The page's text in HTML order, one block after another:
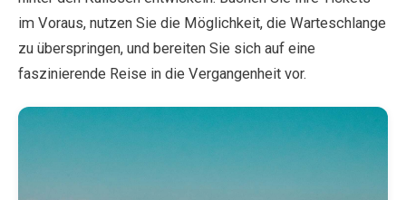
im Voraus, nutzen Sie die Möglichkeit, die Warteschlange
zu überspringen, und bereiten Sie sich auf eine
faszinierende Reise in die Vergangenheit vor.